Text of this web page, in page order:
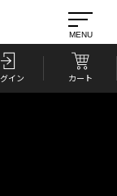
イン カート